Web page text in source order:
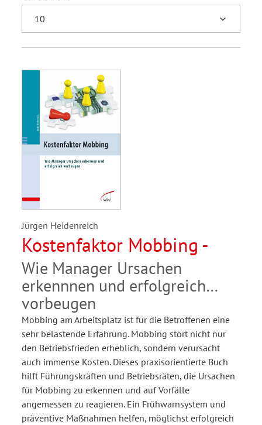
Jürgen Heidenreich
Kostenfaktor Mobbing -
Wie Manager Ursachen
erkennnen und erfolgreich
vorbeugen
Mobbing am Arbeitsplatz ist für die Betroffenen eine
sehr belastende Erfahrung. Mobbing stört nicht nur
den Betriebsfrieden erheblich, sondern verursacht
auch immense Kosten. Dieses praxisorientierte Buch
hilft Führungskräften und Betriebsräten, die Ursachen
für Mobbing zu erkennen und auf Vorfälle
angemessen zu reagieren. Ein Frühwarnsystem und
präventive Maßnahmen helfen, möglichst erfolgreich